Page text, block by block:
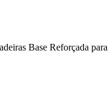
Base Reforçada